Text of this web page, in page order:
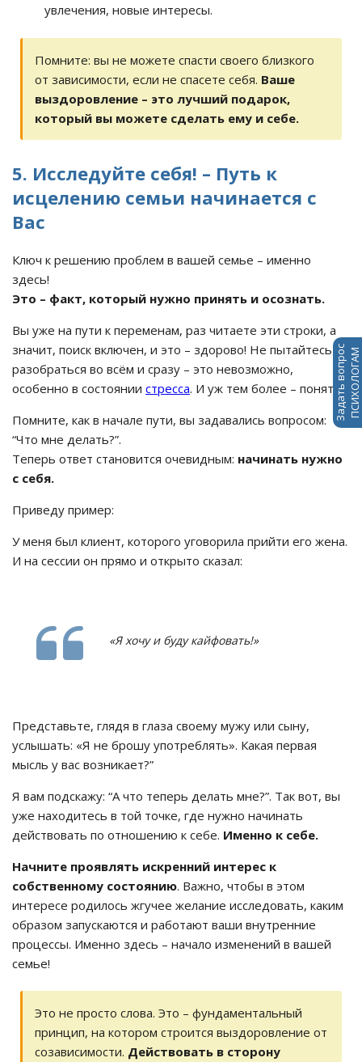
увлечения, новые интересы.
Помните: вы не можете спасти своего близкого
от зависимости, если не спасете себя. Ваше
выздоровление – это лучший подарок,
который вы можете сделать ему и себе.
5. Исследуйте себя! – Путь к
исцелению семьи начинается с
Вас
Ключ к решению проблем в вашей семье – именно
здесь!
Это – факт, который нужно принять и осознать.
Вы уже на пути к переменам, раз читаете эти строки, а
значит, поиск включен, и это – здорово! Не пытайтесь
разобраться во всём и сразу – это невозможно,
особенно в состоянии стресса. И уж тем более – понять.
Помните, как в начале пути, вы задавались вопросом:
“Что мне делать?”.
Теперь ответ становится очевидным: начинать нужно
с себя.
Приведу пример:
У меня был клиент, которого уговорила прийти его жена.
И на сессии он прямо и открыто сказал:
«Я хочу и буду кайфовать!»
Представьте, глядя в глаза своему мужу или сыну,
услышать: «Я не брошу употреблять». Какая первая
мысль у вас возникает?”
Я вам подскажу: “А что теперь делать мне?”. Так вот, вы
уже находитесь в той точке, где нужно начинать
действовать по отношению к себе. Именно к себе.
Начните проявлять искренний интерес к
собственному состоянию. Важно, чтобы в этом
интересе родилось жгучее желание исследовать, каким
образом запускаются и работают ваши внутренние
процессы. Именно здесь – начало изменений в вашей
семье!
Это не просто слова. Это – фундаментальный
принцип, на котором строится выздоровление от
созависимости. Действовать в сторону
Задать вопросПСИХОЛОГАМ